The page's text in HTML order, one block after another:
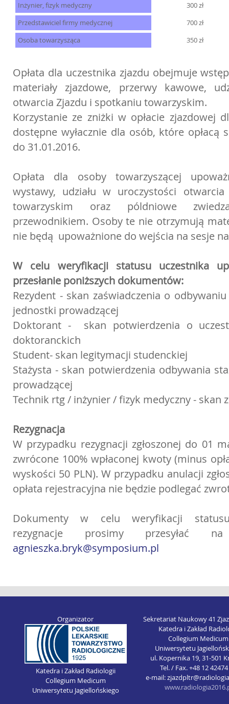
Inżynier, fizyk medyczny
300 zł
Przedstawiciel firmy medycznej
700 zł
Osoba towarzysząca
350 zł
Opłata dla uczestnika zjazdu obejmuje
materiały zjazdowe, przerwy kawowe,
otwarcia Zjazdu i spotkaniu towarzyskim.
Korzystanie ze zniżki w opłacie zjazdowej
dostępne wyłacznie dla osób, które opłacą
do 31.01.2016.
Opłata dla osoby towarzyszącej
wystawy, udziału w uroczystości
towarzyskim oraz póldniowe
przewodnikiem. Osoby te nie otrzymują
nie będą upoważnione do wejścia na sesje
W celu weryfikacji statusu uczestnika
przesłanie poniższych dokumentów:
Rezydent - skan zaświadczenia o
jednostki prowadzącej
Doktorant - skan potwierdzenia o
doktoranckich
Student- skan legitymacji studenckiej
Stażysta - skan potwierdzenia odbywania
prowadzącej
Technik rtg / inżynier / fizyk medyczny - skan
Rezygnacja
W przypadku rezygnacji zgłoszonej do 01
zwrócone 100% wpłaconej kwoty (minus
wyskości 50 PLN). W przypadku anulacji
opłata rejestracyjna nie będzie podlegać
Dokumenty w celu weryfikacji
rezygnacje prosimy przesyłać
agnieszka.bryk@symposium.pl
Organizator
Katedra i Zakład Radiologii
Collegium Medicum
Uniwersytetu Jagiellońskiego
Sekretariat Naukowy 41
Katedra i Zakład
Collegium Medicum
Uniwersytetu
ul. Kopernika 19, 31-501
Tel. / Fax. +48 12
e-mail: